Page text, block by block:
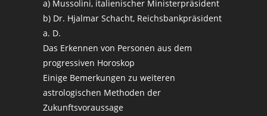
a) Mussolini, italienischer Ministerpräsident
b) Dr. Hjalmar Schacht, Reichsbankpräsident
a. D.
Das Erkennen von Personen aus dem
progressiven Horoskop
Einige Bemerkungen zu weiteren
astrologischen Methoden der
Zukunftsvoraussage